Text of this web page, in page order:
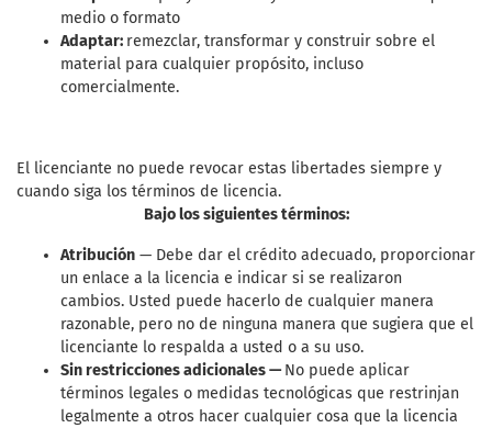
medio o formato
Adaptar: remezclar, transformar y construir sobre el
material para cualquier propósito, incluso
comercialmente.
El licenciante no puede revocar estas libertades siempre y
cuando siga los términos de licencia.
Bajo los siguientes términos:
Atribución — Debe dar el crédito adecuado, proporcionar
un enlace a la licencia e indicar si se realizaron
cambios. Usted puede hacerlo de cualquier manera
razonable, pero no de ninguna manera que sugiera que el
licenciante lo respalda a usted o a su uso.
Sin restricciones adicionales —No puede aplicar
términos legales o medidas tecnológicas que restrinjan
legalmente a otros hacer cualquier cosa que la licencia